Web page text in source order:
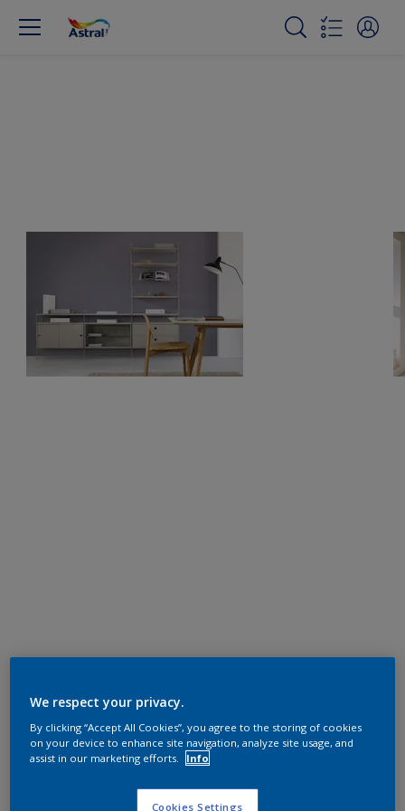
We respect your privacy.
By clicking “Accept All Cookies”, you agree to the storing of cookies
on your device to enhance site navigation, analyze site usage, and
assist in our marketing efforts.
Info
Cookies Settings